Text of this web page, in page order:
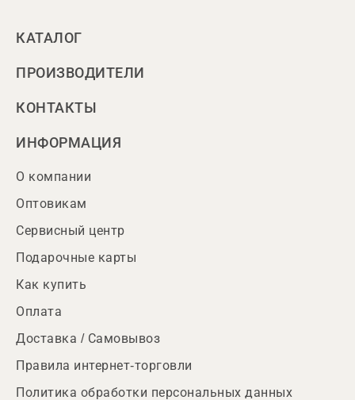
КАТАЛОГ
ПРОИЗВОДИТЕЛИ
КОНТАКТЫ
ИНФОРМАЦИЯ
О компании
Оптовикам
Сервисный центр
Подарочные карты
Как купить
Оплата
Доставка / Самовывоз
Правила интернет-торговли
Политика обработки персональных данных